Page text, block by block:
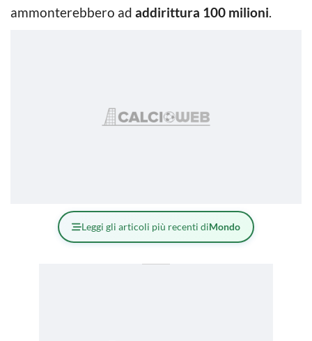
ammonterebbero ad addirittura 100 milioni.
Leggi gli articoli più recenti diMondo